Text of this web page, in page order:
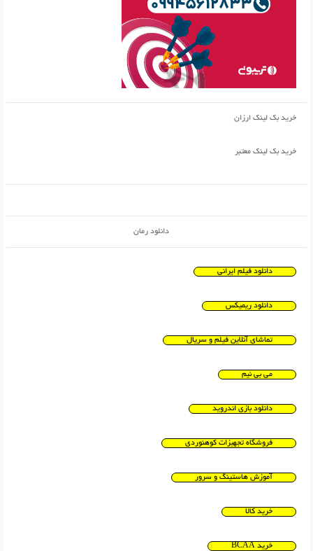
خرید بک لینک ارزان
خرید بک لینک معتبر
دانلود رمان
دانلود فیلم ایرانی
دانلود ریمیکس
تماشای آنلاین فیلم و سریال
می بی نیم
دانلود بازی اندروید
فروشگاه تجهیزات کوهنوردی
آموزش هاستینگ و سرور
خرید کالا
خرید BCAA